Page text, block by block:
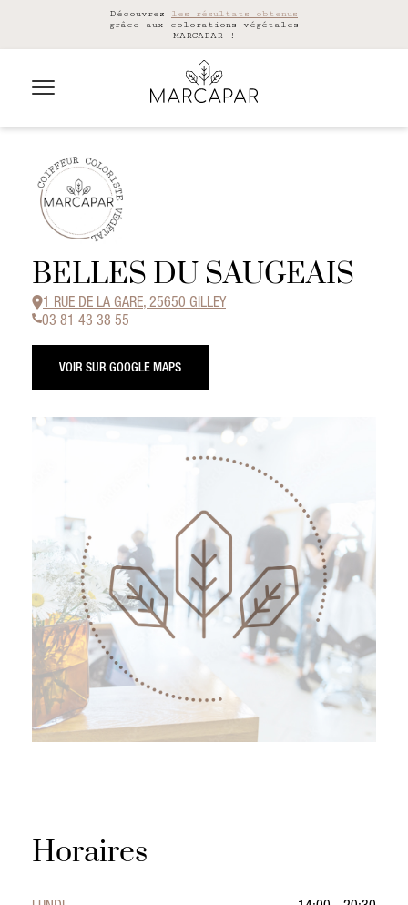
Découvrez les résultats obtenus
grâce aux colorations végétales
MARCAPAR !
BELLES DU SAUGEAIS
1 RUE DE LA GARE, 25650 GILLEY
03 81 43 38 55
VOIR SUR GOOGLE MAPS
Horaires